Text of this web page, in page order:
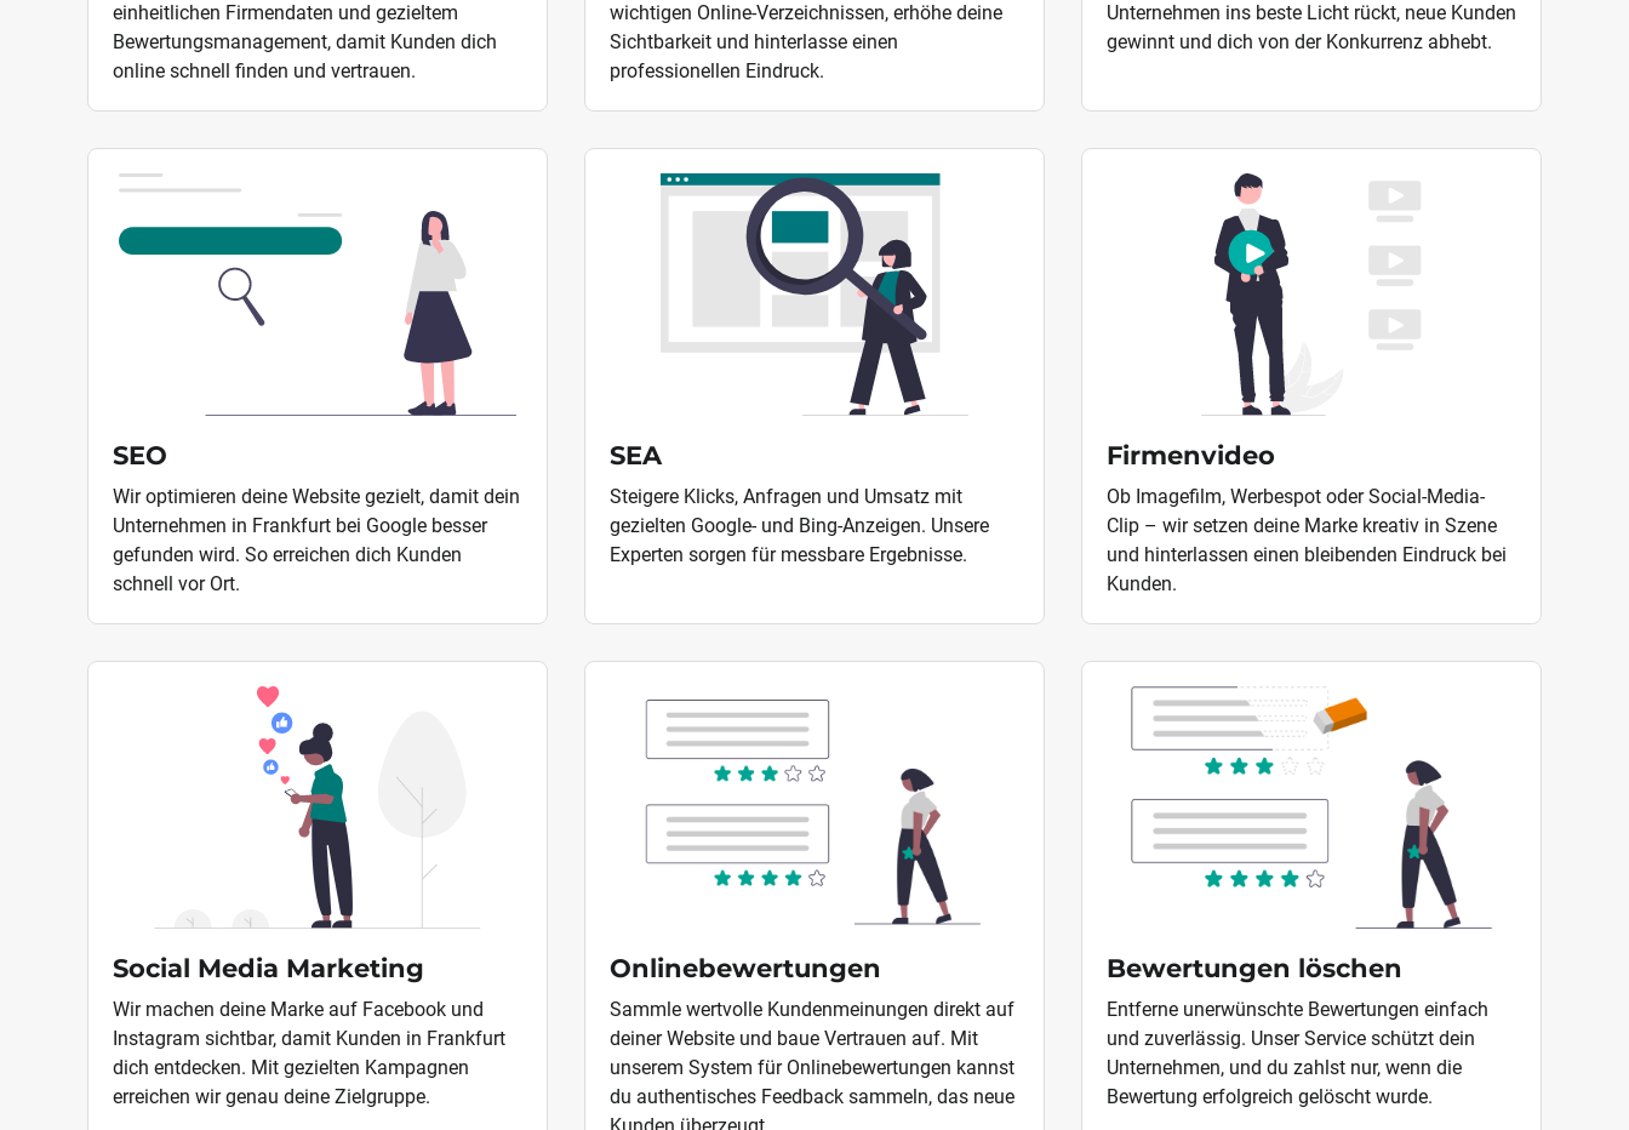
einheitlichen Firmendaten und gezieltem
Bewertungsmanagement, damit Kunden dich
online schnell finden und vertrauen.
wichtigen Online-Verzeichnissen, erhöhe deine
Sichtbarkeit und hinterlasse einen
professionellen Eindruck.
Unternehmen ins beste Licht rückt, neue Kunden
gewinnt und dich von der Konkurrenz abhebt.
SEO
Wir optimieren deine Website gezielt, damit dein
Unternehmen in Frankfurt bei Google besser
gefunden wird. So erreichen dich Kunden
schnell vor Ort.
SEA
Steigere Klicks, Anfragen und Umsatz mit
gezielten Google- und Bing-Anzeigen. Unsere
Experten sorgen für messbare Ergebnisse.
Firmenvideo
Ob Imagefilm, Werbespot oder Social-Media-
Clip – wir setzen deine Marke kreativ in Szene
und hinterlassen einen bleibenden Eindruck bei
Kunden.
Social Media Marketing
Wir machen deine Marke auf Facebook und
Instagram sichtbar, damit Kunden in Frankfurt
dich entdecken. Mit gezielten Kampagnen
erreichen wir genau deine Zielgruppe.
Onlinebewertungen
Sammle wertvolle Kundenmeinungen direkt auf
deiner Website und baue Vertrauen auf. Mit
unserem System für Onlinebewertungen kannst
du authentisches Feedback sammeln, das neue
Bewertungen löschen
Entferne unerwünschte Bewertungen einfach
und zuverlässig. Unser Service schützt dein
Unternehmen, und du zahlst nur, wenn die
Bewertung erfolgreich gelöscht wurde.